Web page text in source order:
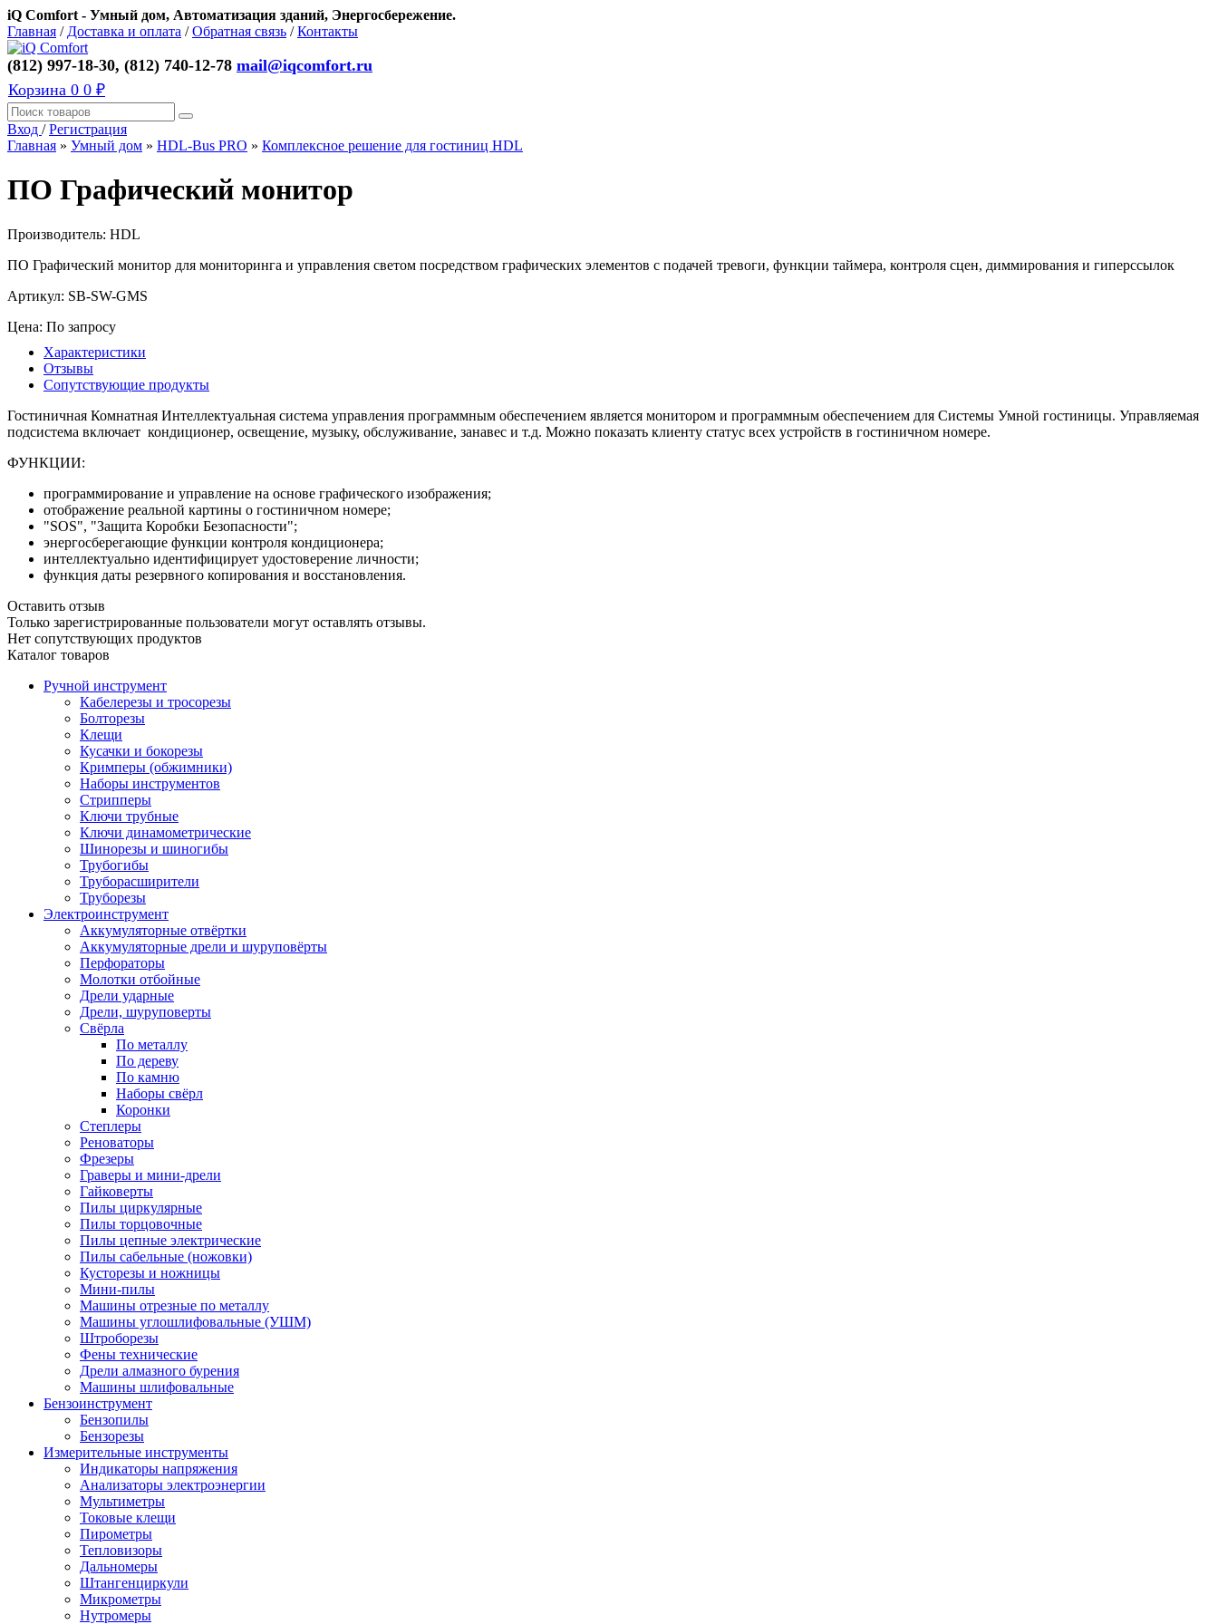
iQ Comfort - Умный дом, Автоматизация зданий, Энергосбережение.
Главная / Доставка и оплата /Обратная связь /Контакты
(812) 997-18-30, (812) 740-12-78 mail@iqcomfort.ru
Корзина 0 0 ₽
Вход /Регистрация
Главная » Умный дом » HDL-Bus PRO » Комплексное решение для гостиниц HDL
ПО Графический монитор
Производитель: HDL
ПО Графический монитор для мониторинга и управления светом посредством графических элементов с подачей тревоги, функции таймера, контроля сцен, диммирования и гиперссылок
Артикул: SB-SW-GMS
Цена: По запросу
Характеристики
Отзывы
Сопутствующие продукты
Гостиничная Комнатная Интеллектуальная система управления программным обеспечением является монитором и программным обеспечением для Системы Умной гостиницы. Управляемая
подсистема включает кондиционер, освещение, музыку, обслуживание, занавес и т.д. Можно показать клиенту статус всех устройств в гостиничном номере.
ФУНКЦИИ:
программирование и управление на основе графического изображения;
отображение реальной картины о гостиничном номере;
"SOS", "Защита Коробки Безопасности";
энергосберегающие функции контроля кондиционера;
интеллектуально идентифицирует удостоверение личности;
функция даты резервного копирования и восстановления.
Оставить отзыв
Только зарегистрированные пользователи могут оставлять отзывы.
Нет сопутствующих продуктов
Каталог товаров
Ручной инструмент
Кабелерезы и тросорезы
Болторезы
Клещи
Кусачки и бокорезы
Кримперы (обжимники)
Наборы инструментов
Стрипперы
Ключи трубные
Ключи динамометрические
Шинорезы и шиногибы
Трубогибы
Труборасширители
Труборезы
Электроинструмент
Аккумуляторные отвёртки
Аккумуляторные дрели и шуруповёрты
Перфораторы
Молотки отбойные
Дрели ударные
Дрели, шуруповерты
Свёрла
По металлу
По дереву
По камню
Наборы свёрл
Коронки
Степлеры
Реноваторы
Фрезеры
Граверы и мини-дрели
Гайковерты
Пилы циркулярные
Пилы торцовочные
Пилы цепные электрические
Пилы сабельные (ножовки)
Кусторезы и ножницы
Мини-пилы
Машины отрезные по металлу
Машины углошлифовальные (УШМ)
Штроборезы
Фены технические
Дрели алмазного бурения
Машины шлифовальные
Бензоинструмент
Бензопилы
Бензорезы
Измерительные инструменты
Индикаторы напряжения
Анализаторы электроэнергии
Мультиметры
Токовые клещи
Пирометры
Тепловизоры
Дальномеры
Штангенциркули
Микрометры
Нутромеры